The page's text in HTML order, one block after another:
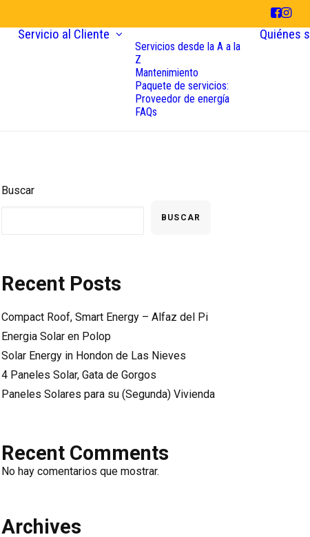
Servicio al Cliente
Servicios desde la A a la
Z
Mantenimiento
Paquete de servicios:
Proveedor de energía
FAQs
Quiénes
Buscar
BUSCAR
Recent Posts
Compact Roof, Smart Energy – Alfaz del Pi
Energia Solar en Polop
Solar Energy in Hondon de Las Nieves
4 Paneles Solar, Gata de Gorgos
Paneles Solares para su (Segunda) Vivienda
Recent Comments
No hay comentarios que mostrar.
Archives